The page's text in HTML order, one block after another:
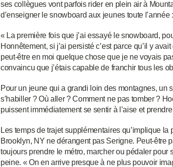
ses collègues vont parfois rider en plein air à
d’enseigner le snowboard aux jeunes toute
« La première fois que j’ai essayé le snowboard,
Honnêtement, si j’ai persisté c’est parce qu’il y
peut-être en moi quelque chose que je ne voyais
convaincu que j’étais capable de franchir tous les
Pour un jeune qui a grandi loin des montagnes, un
s’habiller ? Où aller ? Comment ne pas tomber ?
puissent immédiatement se sentir à l’aise et
Les temps de trajet supplémentaires qu’implique
Brooklyn, NY ne dérangent pas Serigne. Peut-être
toujours prendre le métro, marcher ou pédaler pour
peine. « On en arrive presque à ne plus pouvoir